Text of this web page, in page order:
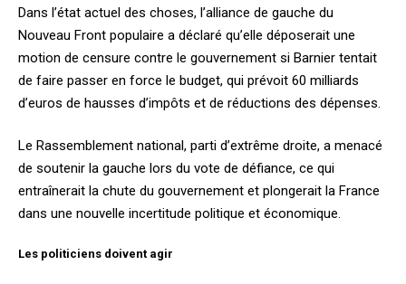
Dans l’état actuel des choses, l’alliance de gauche du
Nouveau Front populaire a déclaré qu’elle déposerait une
motion de censure contre le gouvernement si Barnier tentait
de faire passer en force le budget, qui prévoit 60 milliards
d’euros de hausses d’impôts et de réductions des dépenses.
Le Rassemblement national, parti d’extrême droite, a menacé
de soutenir la gauche lors du vote de défiance, ce qui
entraînerait la chute du gouvernement et plongerait la France
dans une nouvelle incertitude politique et économique.
Les politiciens doivent agir